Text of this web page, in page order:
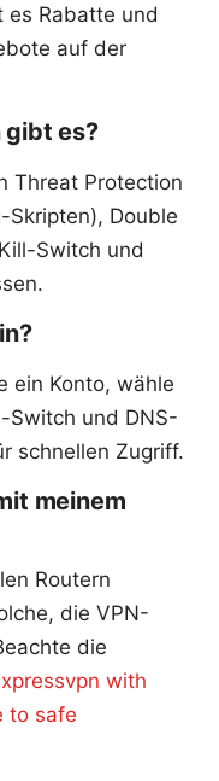
es Rabatte und
auf der
gibt es?
Threat Protection
Skripten), Double
Switch und
ein Konto, wähle
Switch und DNS-
schnellen Zugriff.
meinem
Routern
die VPN-
die
with
to safe